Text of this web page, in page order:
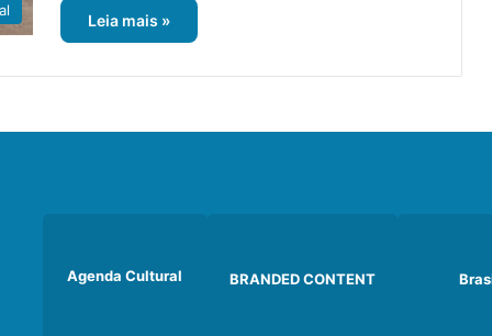
Leia mais »
Agenda Cultural BRANDED CONTENT